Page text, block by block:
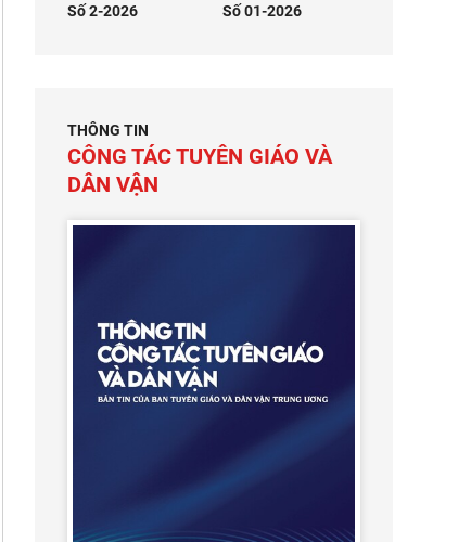
Số 2-2026 Số 01-2026
THÔNG TIN
CÔNG TÁC TUYÊN GIÁO VÀ
DÂN VẬN